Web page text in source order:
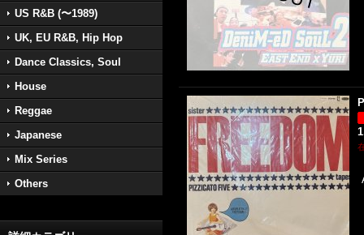
US R&B (〜1989)
UK, EU R&B, Hip Hop
Dance Classics, Soul
House
Reggae
Japanese
Mix Series
Others